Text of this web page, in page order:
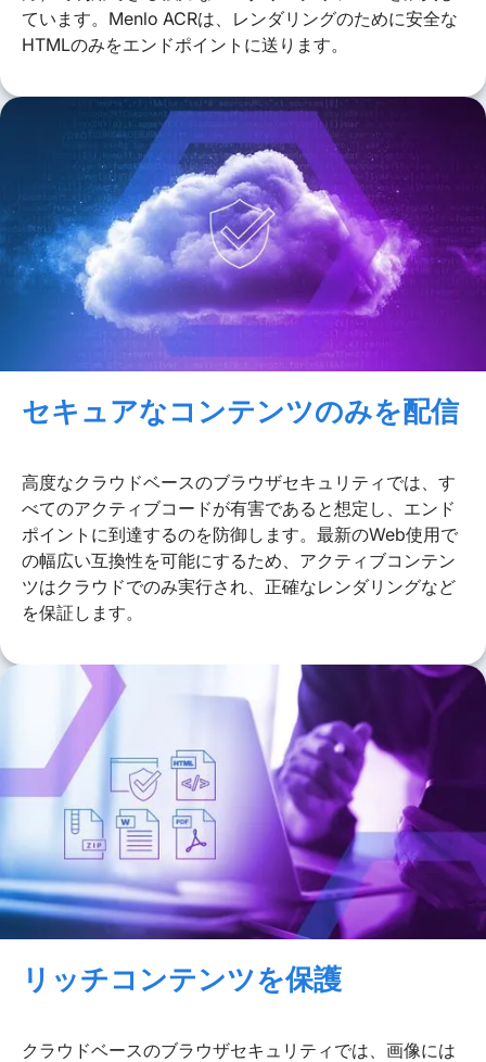
ています。Menlo ACRは、レンダリングのために安全な
HTMLのみをエンドポイントに送ります。
セキュアなコンテンツのみを配信
高度なクラウドベースのブラウザセキュリティでは、す
べてのアクティブコードが有害であると想定し、エンド
ポイントに到達するのを防御します。最新のWeb使用で
の幅広い互換性を可能にするため、アクティブコンテン
ツはクラウドでのみ実行され、正確なレンダリングなど
を保証します。
リッチコンテンツを保護
クラウドベースのブラウザセキュリティでは、画像には